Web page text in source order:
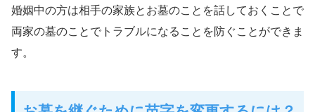
婚姻中の方は相手の家族とお墓のことを話しておくことで
両家の墓のことでトラブルになることを防ぐことができま
す。